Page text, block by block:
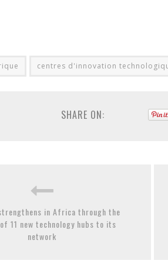
centres d'innovation
SHARE ON:
in Africa through the
11 new technology hubs to its
network